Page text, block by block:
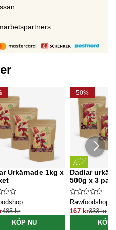
Urkärnade 1kg x
485 kr
KÖP NU
50%
Dadlar
500g x 3
Rawfoodshop
167 kr333 kr
KÖP